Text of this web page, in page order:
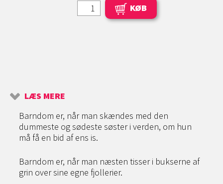
KØB
LÆS MERE
Barndom er, når man skændes med den
dummeste og sødeste søster i verden, om hun
må få en bid af ens is.
Barndom er, når man næsten tisser i bukserne af
grin over sine egne fjollerier.